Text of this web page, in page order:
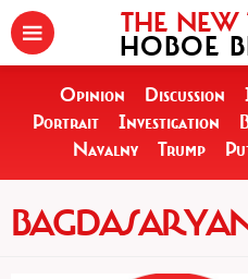
THE NEW
НОВОЕ
Opinion Discussion
Portrait
Investigation
Navalny
Trump